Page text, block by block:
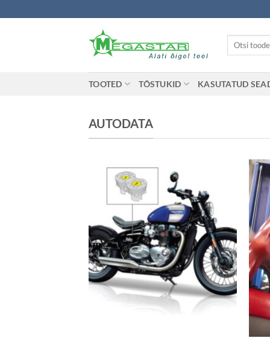
to
Otsi:
TOOTED TÕSTUKID KASUTATUD
AUTODATA